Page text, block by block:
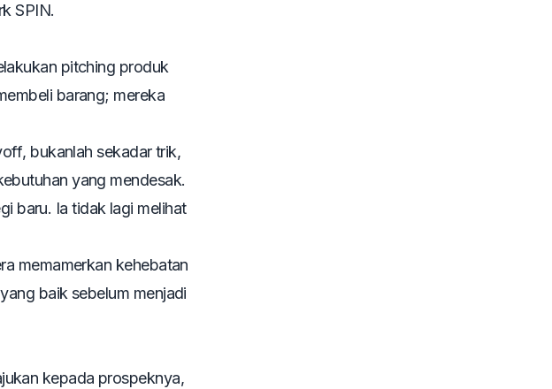
SPIN.
pitching produk
barang; mereka
, bukanlah sekadar trik,
yang mendesak.
baru. Ia tidak lagi melihat
memamerkan kehebatan
baik sebelum menjadi
kepada prospeknya,